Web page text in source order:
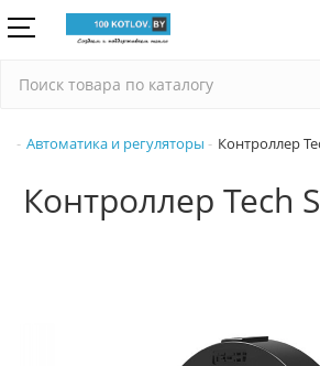
Автоматика и регуляторы Контроллер
Контроллер Tech